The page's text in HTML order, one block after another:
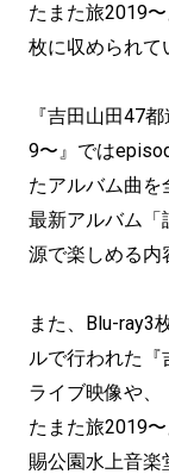
たまた旅2019
枚に収められて
『吉田山田47
9〜』では
たアルバム曲を
最新アルバム「
源で楽しめる内
また、Blu-ray3
ルで行われた
ライブ映像や、
たまた旅2019
賜公園水上音